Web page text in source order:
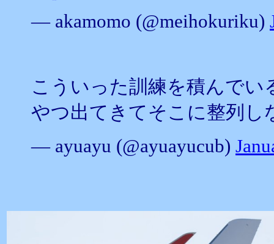
— akamomo (@meihokuriku)
こういった訓練を積んで
やつ出てきてそこに整列
— ayuayu (@ayuayucub)